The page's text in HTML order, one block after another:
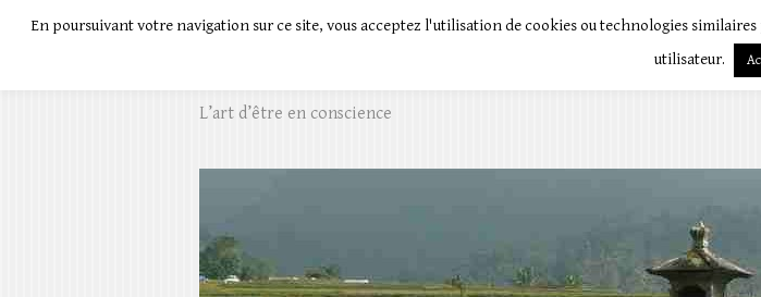
L’art d’être en conscience
En poursuivant votre navigation sur ce site, vous acceptez l'utilisation de cookies ou technologies
utilisateur.